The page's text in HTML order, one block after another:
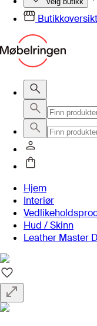
Butikkoversikt
Hjem
Interiør
Hud / Skinn
Leather Master